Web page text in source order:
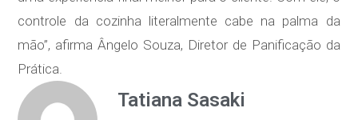
controle da cozinha literalmente cabe na palma da
mão”, afirma Ângelo Souza, Diretor de Panificação da
Prática.
Tatiana Sasaki